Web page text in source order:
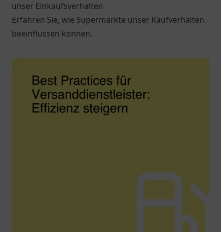
unser Einkaufsverhalten
Erfahren Sie, wie Supermärkte unser Kaufverhalten
beeinflussen können.